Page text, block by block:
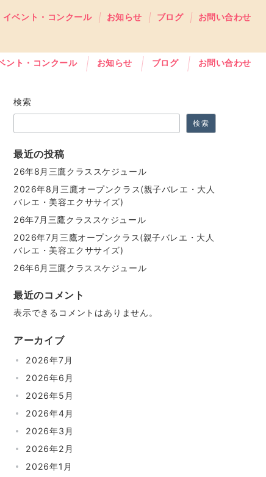
ント・コンクール お知らせ ブログ お問い合わせ
イベント・コンクール お知らせ ブログ お問い合わせ
検索
検索
最近の投稿
26年8月三鷹クラススケジュール
2026年8月三鷹オープンクラス(親子バレエ・大人
バレエ・美容エクササイズ)
26年7月三鷹クラススケジュール
2026年7月三鷹オープンクラス(親子バレエ・大人
バレエ・美容エクササイズ)
26年6月三鷹クラススケジュール
最近のコメント
表示できるコメントはありません。
アーカイブ
2026年7月
2026年6月
2026年5月
2026年4月
2026年3月
2026年2月
2026年1月